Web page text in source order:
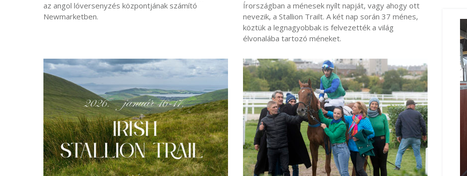
az angol lóversenyzés központjának számító
Newmarketben.
Írországban a ménesek nyílt napját, vagy ahogy ott
nevezik, a Stallion Trailt. A két nap során 37 ménes,
köztük a legnagyobbak is felvezették a világ
élvonalába tartozó méneket.